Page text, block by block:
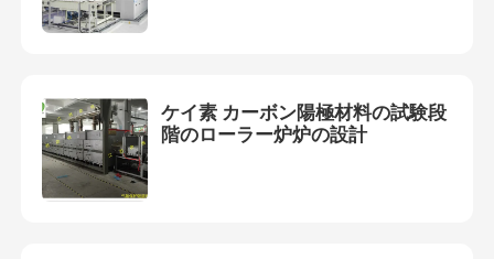
ケイ素 カーボン陽極材料の試験段
階のローラー炉炉の設計